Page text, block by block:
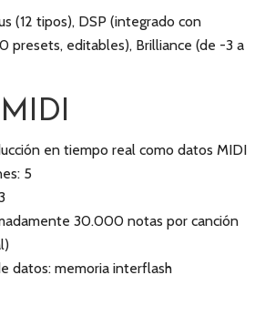
(12 tipos), DSP (integrado con
presets, editables), Brilliance (de -3 a
en tiempo real como datos MIDI
5
30.000 notas por canción
datos: memoria interflash